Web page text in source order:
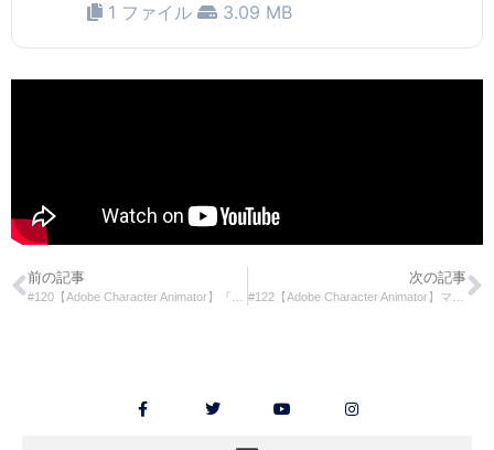
1 ファイル 3.09 MB
前の記事 次の記事